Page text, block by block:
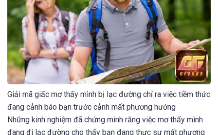
Giải mã giấc mơ thấy mình bị lạc đường chỉ ra việc tiềm thức
đang cảnh báo bạn trước cảnh mất phương hướng
Những kinh nghiệm đã chứng minh rằng việc mơ thấy mình
đang đi lạc đường cho thấy bạn đang thực sự mất phương